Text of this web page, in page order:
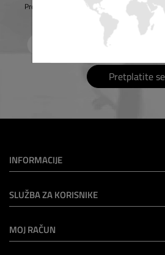
Pretplatite se na naše e-vijesti i primajte
Pretplatite se
INFORMACIJE
SLUŽBA ZA KORISNIKE
MOJ RAČUN